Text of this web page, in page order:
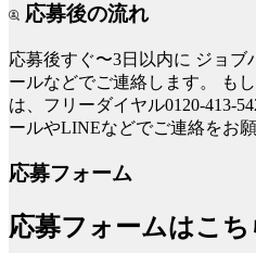
応募後の流れ
応募後すぐ〜3日以内に ジョブ
ールなどでご連絡します。
も
は、フリーダイヤル0120-413-
ールやLINEなどでご連絡をお願
応募フォーム
応募フォームはこち